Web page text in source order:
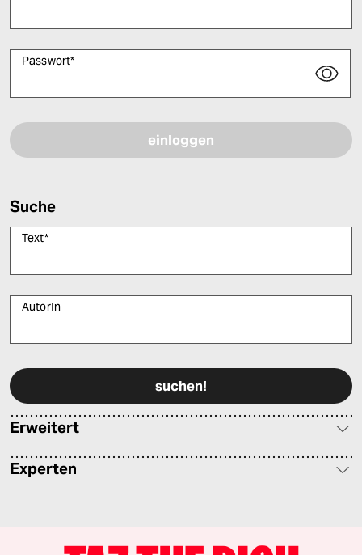
Passwort*
Suche
Text*
AutorIn
Erweitert
Experten